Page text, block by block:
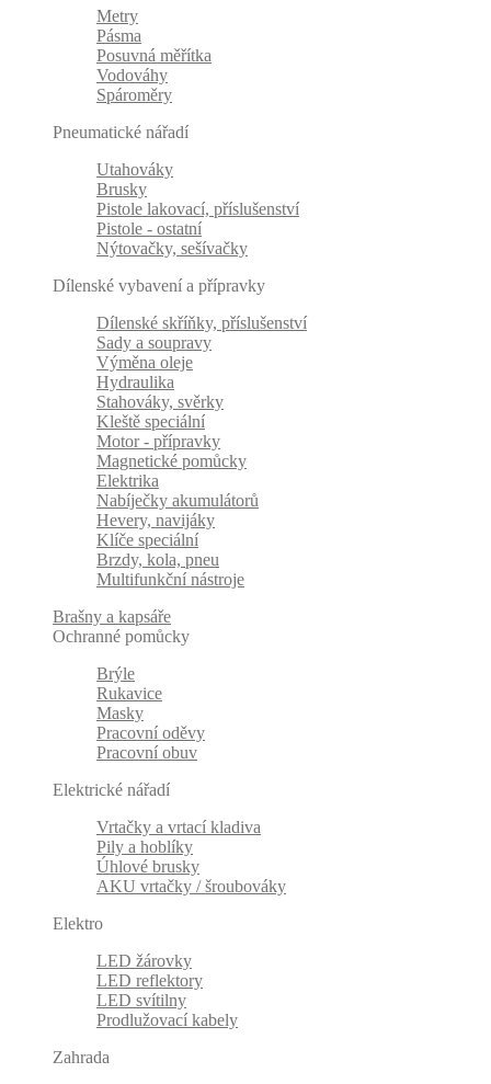
Metry
Pásma
Posuvná měřítka
Vodováhy
Spároměry
Pneumatické nářadí
Utahováky
Brusky
Pistole lakovací, příslušenství
Pistole - ostatní
Nýtovačky, sešívačky
Dílenské vybavení a přípravky
Dílenské skříňky, příslušenství
Sady a soupravy
Výměna oleje
Hydraulika
Stahováky, svěrky
Kleště speciální
Motor - přípravky
Magnetické pomůcky
Elektrika
Nabíječky akumulátorů
Hevery, navijáky
Klíče speciální
Brzdy, kola, pneu
Multifunkční nástroje
Brašny a kapsáře
Ochranné pomůcky
Brýle
Rukavice
Masky
Pracovní oděvy
Pracovní obuv
Elektrické nářadí
Vrtačky a vrtací kladiva
Pily a hoblíky
Úhlové brusky
AKU vrtačky / šroubováky
Elektro
LED žárovky
LED reflektory
LED svítilny
Prodlužovací kabely
Zahrada